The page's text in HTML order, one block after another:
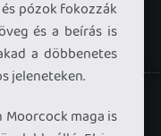
pózok fokozzák
és a beírás is
a döbbenetes
jeleneteken.
Moorcock maga is